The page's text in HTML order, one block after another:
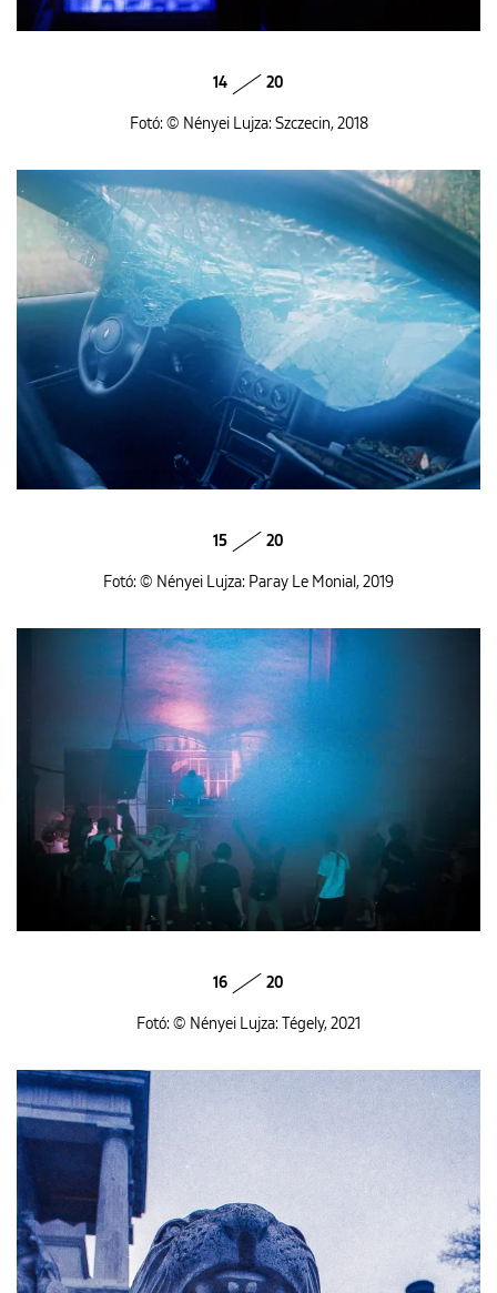
14 20
Fotó: © Nényei Lujza: Szczecin, 2018
15 20
Fotó: © Nényei Lujza: Paray Le Monial, 2019
16 20
Fotó: © Nényei Lujza: Tégely, 2021